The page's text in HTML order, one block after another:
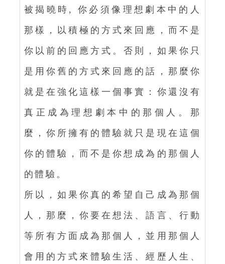
被揭曉時, 你必須像理想劇本中的人
那樣，以積極的方式來回應，而不是
你以前的回應方式。否則，如果你只
是用你舊的方式來回應的話，那麼你
就是在強化這樣一個事實：你還沒有
真正成為理想劇本中的那個人。那
麼，你所擁有的體驗就只是現在這個
你的體驗，而不是你想成為的那個人
的體驗。
所以，如果你真的希望自己成為那個
人，那麼，你要在想法、語言、行動
等所有方面成為那個人，並用那個人
會用的方式來體驗生活、經歷人生、